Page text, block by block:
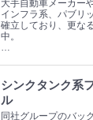
大手自動車メーカー
インフラ系、パブリ
確立しており、更な
中。
…
シンクタンク系
ル
同社グループのバッ